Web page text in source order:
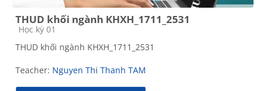
THUD khối ngành KHXH_1711_2531
Course category
Học kỳ 01
THUD khối ngành KHXH_1711_2531
Teacher: Nguyen Thi Thanh TAM